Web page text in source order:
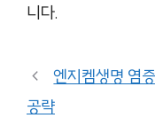
니다.
엔지켐생명 염
공략